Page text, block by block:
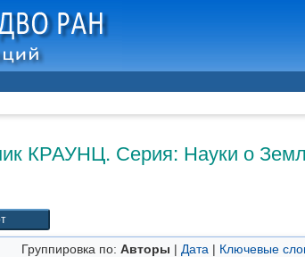
КРАУНЦ. Серия: Науки о
Группировка по: Авторы | Дата | Ключевые